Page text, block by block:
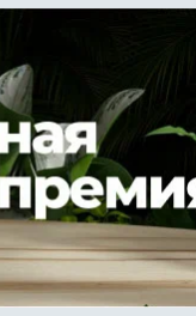
ЖЕНСКИЕ
ДЕФИЦИТ
У НАС ГИД